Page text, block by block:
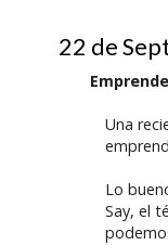
22 de
Una
Lo
Say, el